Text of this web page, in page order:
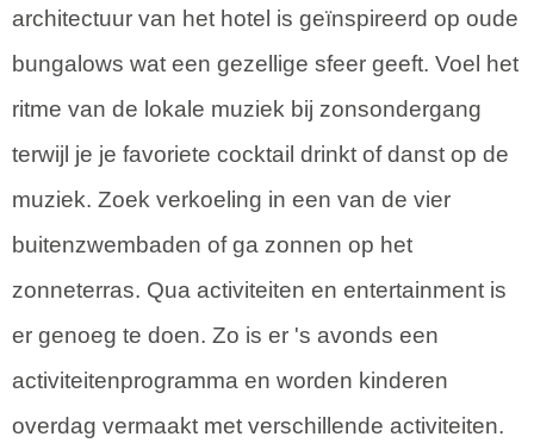
architectuur van het hotel is geïnspireerd op oude
bungalows wat een gezellige sfeer geeft. Voel het
ritme van de lokale muziek bij zonsondergang
terwijl je je favoriete cocktail drinkt of danst op de
muziek. Zoek verkoeling in een van de vier
buitenzwembaden of ga zonnen op het
zonneterras. Qua activiteiten en entertainment is
er genoeg te doen. Zo is er 's avonds een
activiteitenprogramma en worden kinderen
overdag vermaakt met verschillende activiteiten.